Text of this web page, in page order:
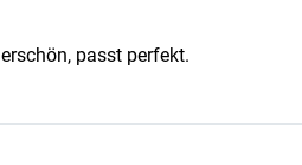
passt perfekt.